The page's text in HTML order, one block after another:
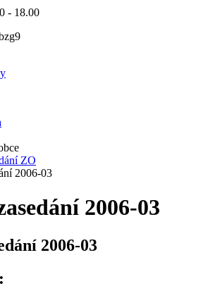
- 18.00
ZO
2006-03
2006-03
2006-03